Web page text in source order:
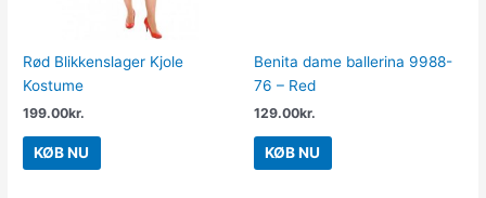
Rød Blikkenslager Kjole
Kostume
199.00kr.
KØB NU
Benita dame ballerina 9988-
76 – Red
129.00kr.
KØB NU